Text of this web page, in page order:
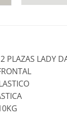
PLAZAS LADY